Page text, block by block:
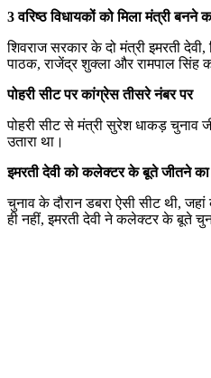
3 वरिष्ठ विधायकों को मिला मंत्री बनने
शिवराज सरकार के दो मंत्री इमरती
पाठक, राजेंद्र शुक्ला और रामपाल सिंह
पोहरी सीट पर कांग्रेस तीसरे नंबर पर
पोहरी सीट से मंत्री सुरेश धाकड़ चुनाव
उतारा था।
इमरती देवी को कलेक्टर के बूते जीतने का
चुनाव के दौरान डबरा ऐसी सीट थी,
ही नहीं, इमरती देवी ने कलेक्टर के बूते